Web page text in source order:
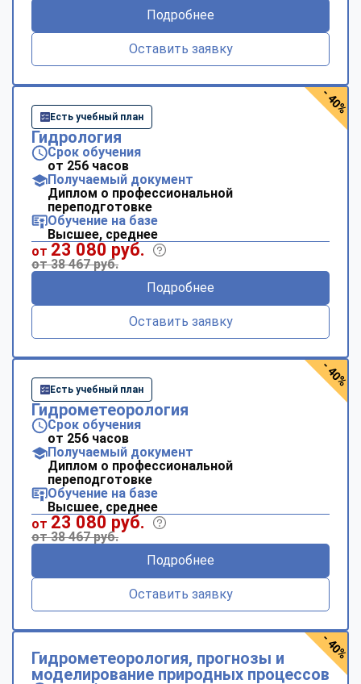
Подробнее
Оставить заявку
Есть учебный план
Гидрология
Срок обучения
от 256 часов
Получаемый документ
Диплом о профессиональной
переподготовке
Обучение на базе
Высшее, среднее
от 23 080 руб.
от 38 467 руб.
Подробнее
Оставить заявку
- 40%
Есть учебный план
Гидрометеорология
Срок обучения
от 256 часов
Получаемый документ
Диплом о профессиональной
переподготовке
Обучение на базе
Высшее, среднее
от 23 080 руб.
от 38 467 руб.
Подробнее
Оставить заявку
- 40%
Гидрометеорология, прогнозы и
моделирование природных процессов
- 40%